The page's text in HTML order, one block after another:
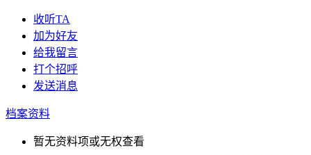
收听TA
加为好友
给我留言
打个招呼
发送消息
档案资料
暂无资料项或无权查看